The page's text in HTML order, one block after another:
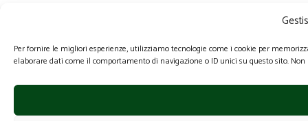
Per fornire le migliori esperienze, utilizziamo tecnologie come i cookie per
elaborare dati come il comportamento di navigazione o ID unici su questo sito.